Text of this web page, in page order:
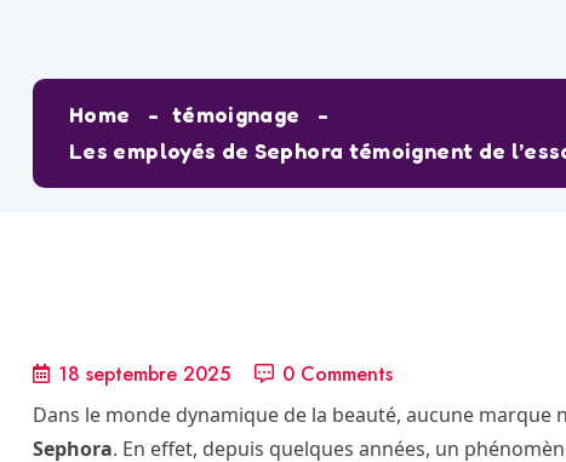
Home
témoignage
Les employés de Sephora témoignent de
18 septembre 2025 0 Comments
Dans le monde dynamique de la beauté, aucune marque
Sephora. En effet, depuis quelques années, un